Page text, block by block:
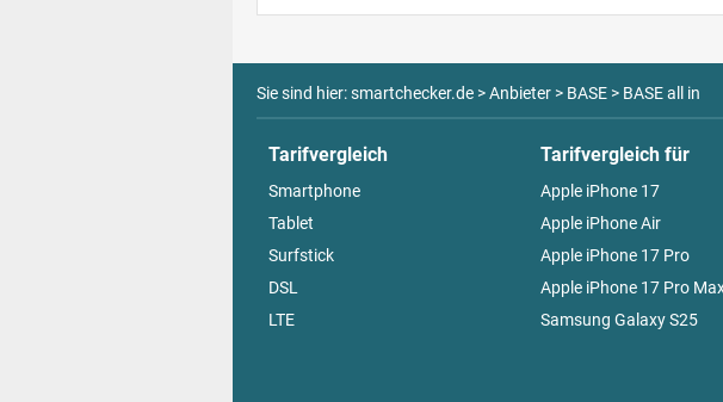
Sie sind hier:smartchecker.de>Anbieter> BASE> BASE all in
Tarifvergleich
Smartphone
Tablet
Surfstick
DSL
LTE
Tarifvergleich für
Apple iPhone 17
Apple iPhone Air
Apple iPhone 17 Pro
Apple iPhone 17 Pro
Samsung Galaxy S25